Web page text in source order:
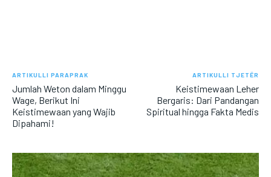
ARTIKULLI PARAPRAK
Jumlah Weton dalam Minggu
Wage, Berikut Ini
Keistimewaan yang Wajib
Dipahami!
ARTIKULLI TJETËR
Keistimewaan Leher
Bergaris: Dari Pandangan
Spiritual hingga Fakta Medis